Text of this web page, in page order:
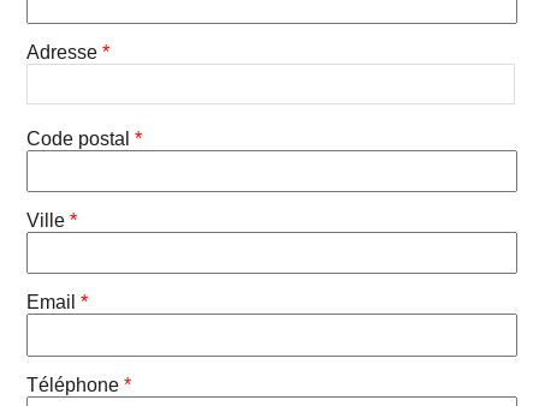
Adresse*
Code postal*
Ville*
Email*
Téléphone*